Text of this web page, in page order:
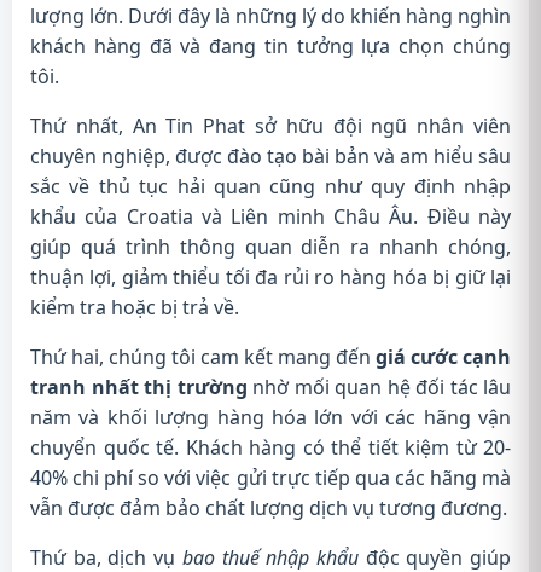
lượng lớn. Dưới đây là những lý do khiến hàng nghìn
khách hàng đã và đang tin tưởng lựa chọn chúng
tôi.
Thứ nhất, An Tin Phat sở hữu đội ngũ nhân viên
chuyên nghiệp, được đào tạo bài bản và am hiểu sâu
sắc về thủ tục hải quan cũng như quy định nhập
khẩu của Croatia và Liên minh Châu Âu. Điều này
giúp quá trình thông quan diễn ra nhanh chóng,
thuận lợi, giảm thiểu tối đa rủi ro hàng hóa bị giữ lại
kiểm tra hoặc bị trả về.
Thứ hai, chúng tôi cam kết mang đến giá cước cạnh
tranh nhất thị trường nhờ mối quan hệ đối tác lâu
năm và khối lượng hàng hóa lớn với các hãng vận
chuyển quốc tế. Khách hàng có thể tiết kiệm từ 20-
40% chi phí so với việc gửi trực tiếp qua các hãng mà
vẫn được đảm bảo chất lượng dịch vụ tương đương.
Thứ ba, dịch vụ bao thuế nhập khẩuđộc quyền giúp